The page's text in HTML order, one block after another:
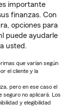
importante
finanzas. Con
opciones para
puede ayudarle
usted.
que varían según
el cliente y la
pero en ese caso el
no aplicará. Los
y elegibilidad